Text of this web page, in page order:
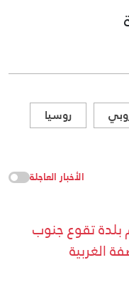
روسيا
الأخبار العاجلة
بلدة تقوع جنوب
الغربية